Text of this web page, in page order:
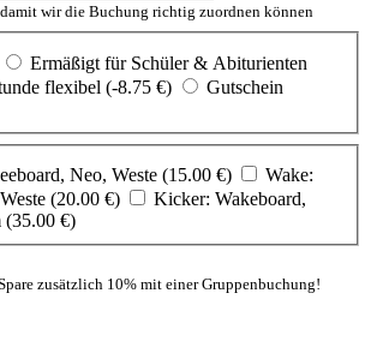
wir die Buchung richtig zuordnen können
Ermäßigt für Schüler & Abiturienten
flexibel (-8.75 €)
Gutschein
Neo, Weste (15.00 €)
Wake:
(20.00 €)
Kicker: Wakeboard,
(35.00 €)
zusätzlich 10% mit einer Gruppenbuchung!